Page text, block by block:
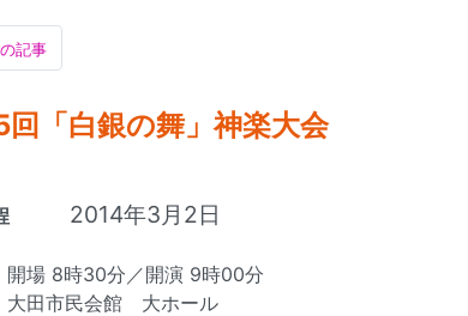
記事
回「白銀の舞」神楽大会
2014年3月2日
開場 8時30分／開演 9時00分
大田市民会館 大ホール